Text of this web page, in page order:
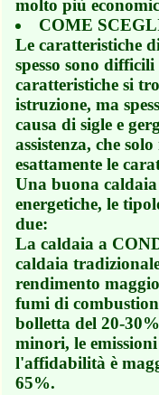
molto più
COME
Le caratteristiche
spesso sono
caratteristiche si
istruzione, ma
causa di sigle e
assistenza, che
esattamente le
Una buona
energetiche, le
due:
La caldaia a
caldaia
rendimento
fumi di
bolletta del 20-
minori, le
l'affidabilità è
65%.